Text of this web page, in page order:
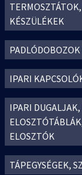
KÉSZÜLÉKEK
IPARI
IPARI
ELOSZTÓK
TÁPEGYSÉGEK,